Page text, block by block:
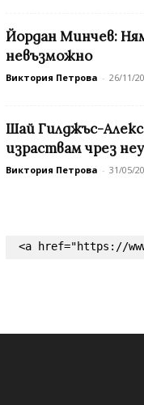
Йордан Минчев:
невъзможно
Виктория Петрова - 26/11/
Шай Гилджъс-
израствам чрез
Виктория Петрова - 31/05/
<a href="https://